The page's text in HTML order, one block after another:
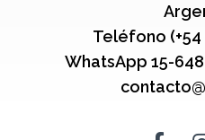
Teléfono (+54
WhatsApp 15-